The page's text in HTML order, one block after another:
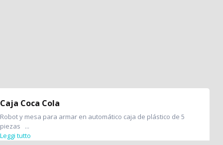
Caja Coca Cola
Robot y mesa para armar en automático caja de plástico de 5
piezas ...
Leggi tutto